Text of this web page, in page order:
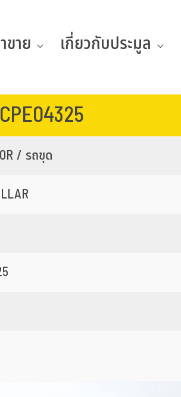
ขาย เกี่ยวกับประมูล
/ รถขุด